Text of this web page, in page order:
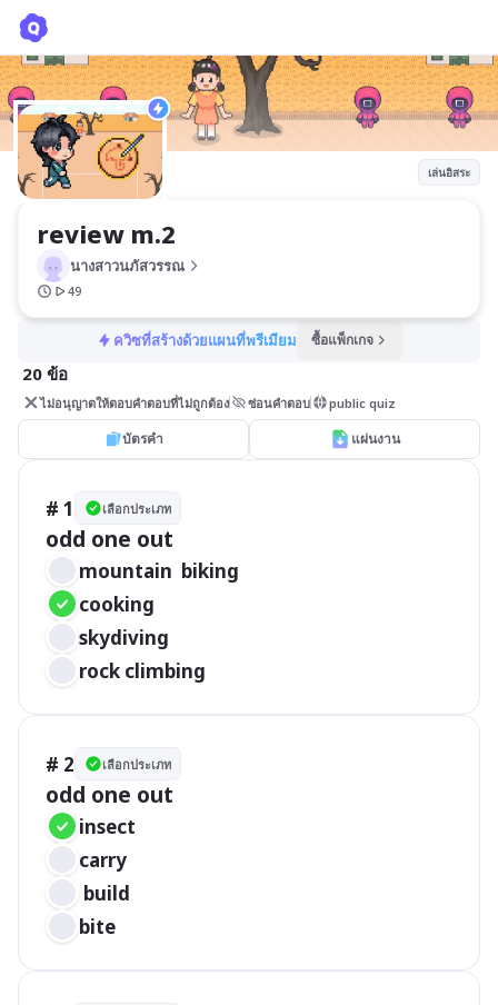
เล่นอิสระ
review m.2
นางสาวนภัสวรรณ
49
ควิซที่สร้างด้วยแผนที่พรีเมียม ซื้อแพ็กเกจ
20 ข้อ
ไม่อนุญาตให้ตอบคำตอบที่ไม่ถูกต้อง ซ่อนคำตอบ public quiz
บัตรคำ แผ่นงาน
# 1 เลือกประเภท
mountain  biking
cooking
skydiving
rock climbing
# 2 เลือกประเภท
bite